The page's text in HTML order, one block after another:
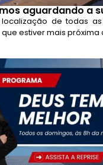
aguardando a
de todas
estiver mais próxima